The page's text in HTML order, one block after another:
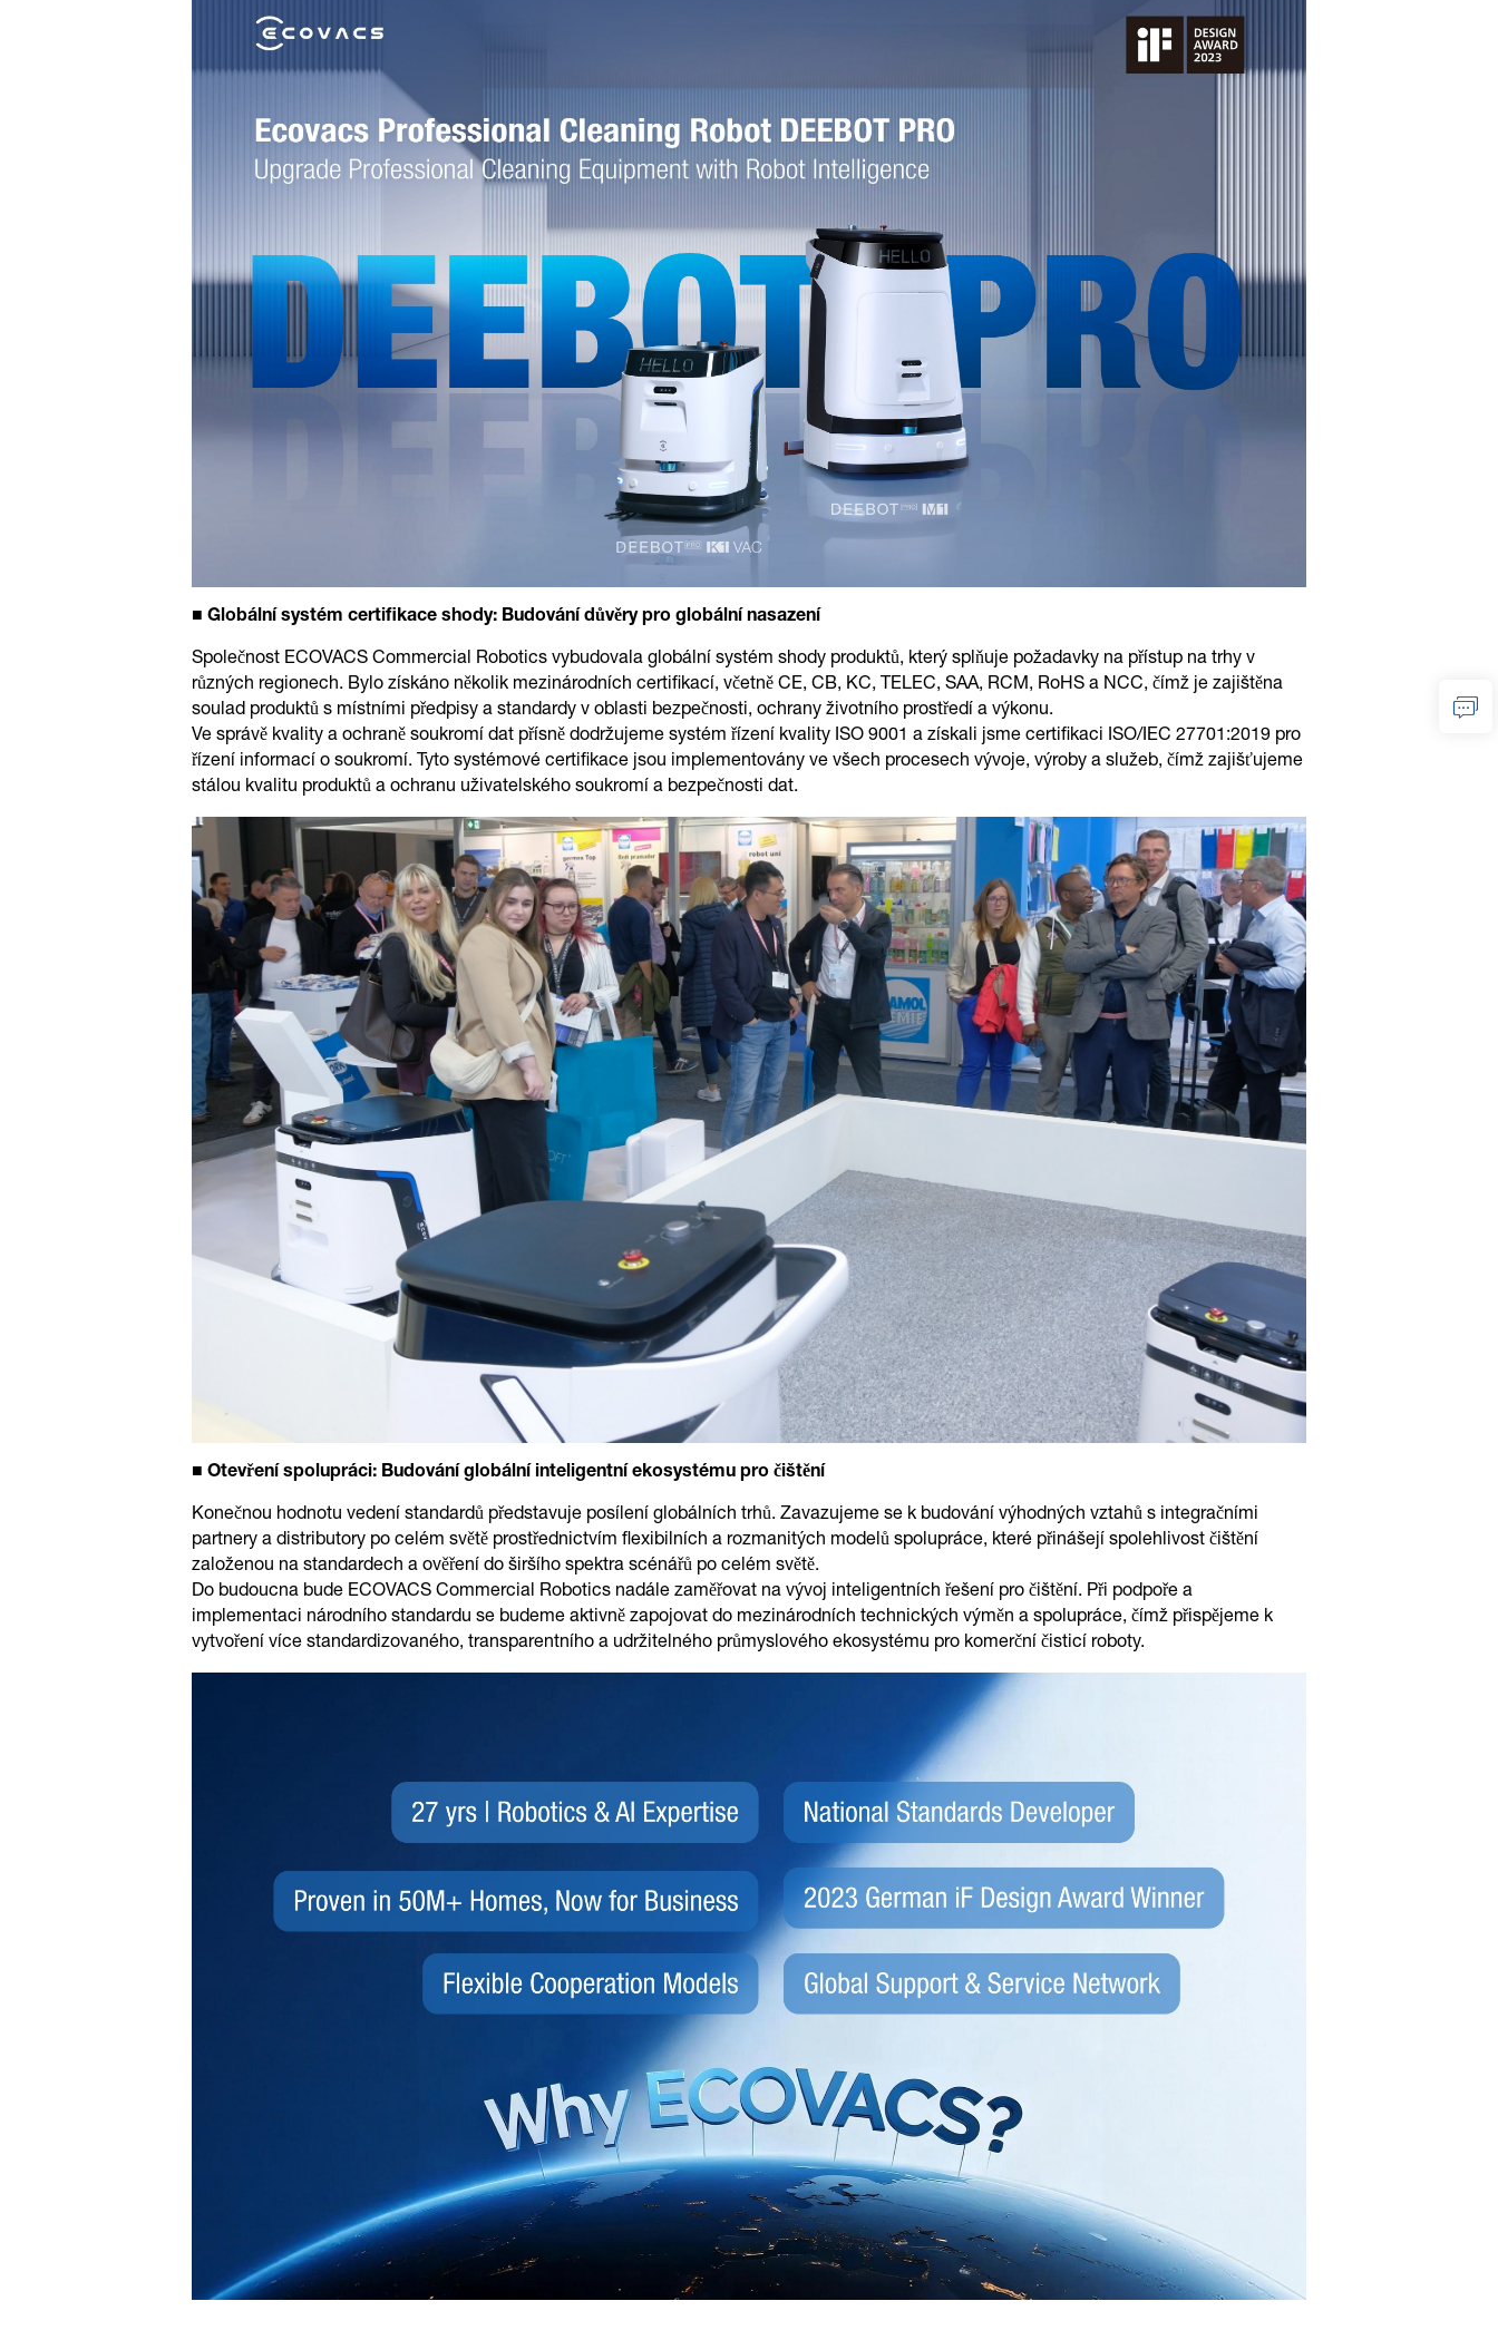
■ Globální systém certifikace shody: Budování důvěry pro globální nasazení
Společnost ECOVACS Commercial Robotics vybudovala globální systém shody produktů, který splňuje požadavky na přístup na trhy v
různých regionech. Bylo získáno několik mezinárodních certifikací, včetně CE, CB, KC, TELEC, SAA, RCM, RoHS a NCC, čímž je zajištěna
soulad produktů s místními předpisy a standardy v oblasti bezpečnosti, ochrany životního prostředí a výkonu.
Ve správě kvality a ochraně soukromí dat přísně dodržujeme systém řízení kvality ISO 9001 a získali jsme certifikaci ISO/IEC 27701:2019 pro
řízení informací o soukromí. Tyto systémové certifikace jsou implementovány ve všech procesech vývoje, výroby a služeb, čímž zajišťujeme
stálou kvalitu produktů a ochranu uživatelského soukromí a bezpečnosti dat.
■ Otevření spolupráci: Budování globální inteligentní ekosystému pro čištění
Konečnou hodnotu vedení standardů představuje posílení globálních trhů. Zavazujeme se k budování výhodných vztahů s integračními
partnery a distributory po celém světě prostřednictvím flexibilních a rozmanitých modelů spolupráce, které přinášejí spolehlivost čištění
založenou na standardech a ověření do širšího spektra scénářů po celém světě.
Do budoucna bude ECOVACS Commercial Robotics nadále zaměřovat na vývoj inteligentních řešení pro čištění. Při podpoře a
implementaci národního standardu se budeme aktivně zapojovat do mezinárodních technických výměn a spolupráce, čímž přispějeme k
vytvoření více standardizovaného, transparentního a udržitelného průmyslového ekosystému pro komerční čisticí roboty.